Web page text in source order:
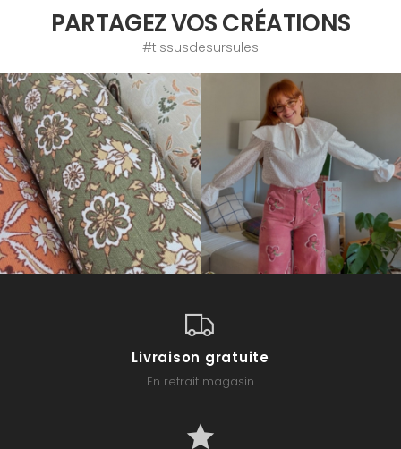
PARTAGEZ VOS CRÉATIONS
#tissusdesursules
Livraison gratuite
En retrait magasin